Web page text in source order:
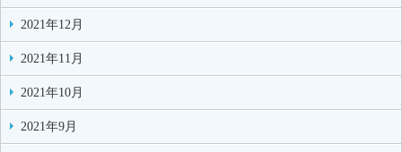
2021年12月
2021年11月
2021年10月
2021年9月